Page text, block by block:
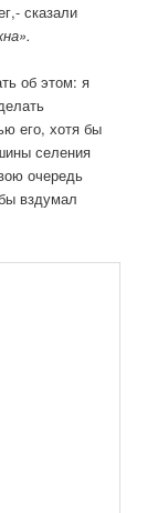
сказали
об этом: я
его, хотя бы
селения
очередь
вздумал